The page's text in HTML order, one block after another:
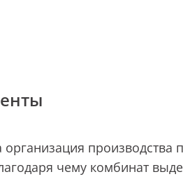
производства
чему комбинат